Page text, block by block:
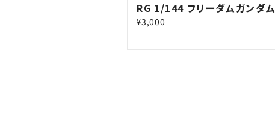
RG 1/144 フリーダムガンダム
¥3,000